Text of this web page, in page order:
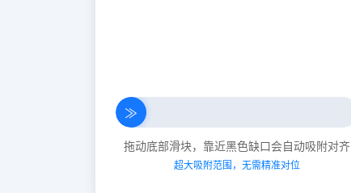
≫
拖动底部滑块，靠近黑色缺口会自动吸附对齐
超大吸附范围，无需精准对位